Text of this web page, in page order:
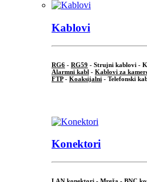
Kablovi
RG6 - RG59 - Strujni kablovi -
Alarmni kabl - Kablovi za
FTP- Koaksijalni - Telefonski
Konektori